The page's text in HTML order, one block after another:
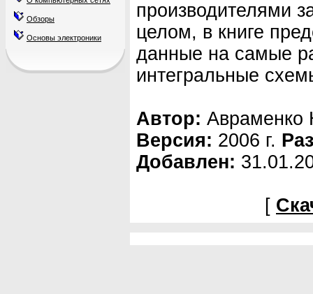
Обзоры
Основы электроники
производителями
целом, в книге
данные на самые
интегральные
Автор:
Версия: 2006 г.
Добавлен:
[